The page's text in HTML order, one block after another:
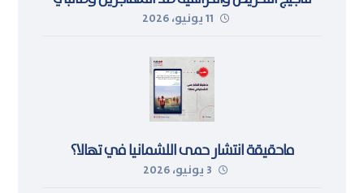
اللجوء في ليبيا
11 يونيو، 2026
ماحقيقة انتشار حمى اللشمانيا في تهالا؟
3 يونيو، 2026